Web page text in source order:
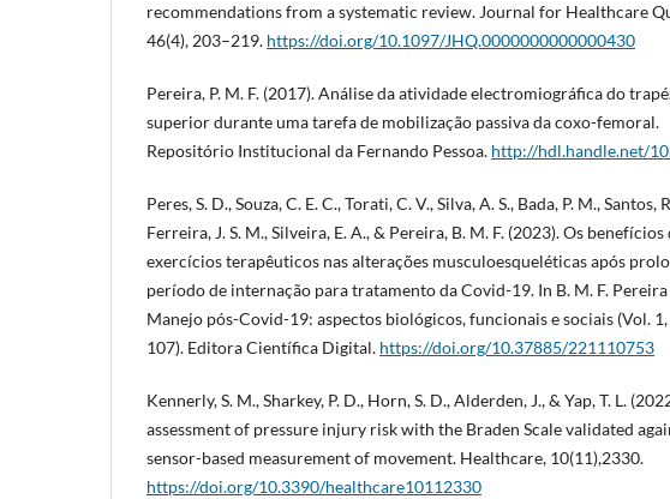
recommendations from a systematic review. Journal for Healthcare
46(4), 203–219. https://doi.org/10.1097/JHQ.0000000000000430
Pereira, P. M. F. (2017). Análise da atividade electromiográfica do
superior durante uma tarefa de mobilização passiva da coxo-femoral.
Repositório Institucional da Fernando Pessoa. http://hdl.handle.net/
Peres, S. D., Souza, C. E. C., Torati, C. V., Silva, A. S., Bada, P. M., Santos,
Ferreira, J. S. M., Silveira, E. A., & Pereira, B. M. F. (2023). Os benefícios
exercícios terapêuticos nas alterações musculoesqueléticas após
período de internação para tratamento da Covid-19. In B. M. F. Pereira
Manejo pós-Covid-19: aspectos biológicos, funcionais e sociais (Vol.
107). Editora Científica Digital. https://doi.org/10.37885/221110753
Kennerly, S. M., Sharkey, P. D., Horn, S. D., Alderden, J., & Yap, T. L.
assessment of pressure injury risk with the Braden Scale validated
sensor-based measurement of movement. Healthcare, 10(11),2330.
https://doi.org/10.3390/healthcare10112330